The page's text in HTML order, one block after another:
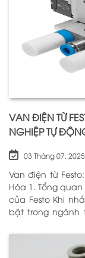
VAN ĐIỆN TỪ
NGHIỆP TỰ
03 Tháng 07, 2025
Van điện từ
Hóa 1. Tổng quan về van điện từ Festo 1.1. Lịch sử phát triển
của Festo Khi nhắc đến van điện từ, một cái tên luôn nổi
bật trong ngành